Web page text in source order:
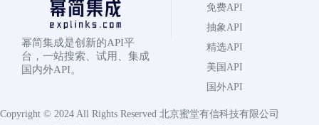
幂简集成是创新的API平
台，一站搜索、试用、集成
国内外API。
免费API
抽象API
精选API
美国API
国外API
Copyright © 2024 All Rights Reserved 北京蜜堂有信科技有限公司